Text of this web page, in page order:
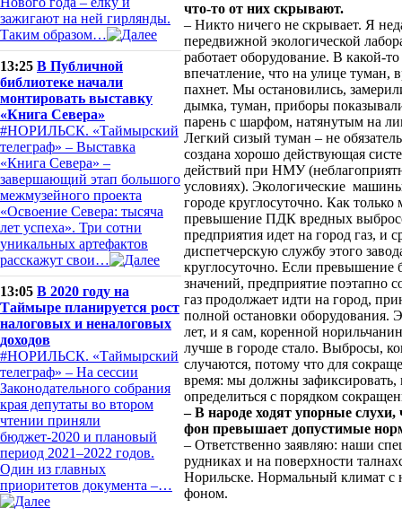
зажигают на ней гирлянды.
Таким образом…
13:25 В Публичной
библиотеке начали
монтировать выставку
«Книга Севера»
#НОРИЛЬСК. «Таймырский
телеграф» – Выставка
«Книга Севера» –
завершающий этап большого
межмузейного проекта
«Освоение Севера: тысяча
лет успеха». Три сотни
уникальных артефактов
расскажут свои…
13:05 В 2020 году на
Таймыре планируется рост
налоговых и неналоговых
доходов
#НОРИЛЬСК. «Таймырский
телеграф» – На сессии
Законодательного собрания
края депутаты во втором
чтении приняли
бюджет-2020 и плановый
период 2021–2022 годов.
Один из главных
приоритетов документа –…
что-то от них скрывают.
– Никто ничего не скрывает. Я
передвижной экологической
работает оборудование. В какой-
впечатление, что на улице туман,
пахнет. Мы остановились,
дымка, туман, приборы
парень с шарфом, натянутым на
Легкий сизый туман – не
создана хорошо действующая
действий при НМУ
условиях). Экологические
городе круглосуточно. Как
превышение ПДК вредных
предприятия идет на город газ, и
диспетчерскую службу этого
круглосуточно. Если превышение
значений, предприятие поэтапно
газ продолжает идти на город,
полной остановки оборудования.
лет, и я сам, коренной
лучше в городе стало. Выбросы,
случаются, потому что для
время: мы должны зафиксировать,
определиться с порядком
– В народе ходят упорные
фон превышает допустимые
– Ответственно заявляю: наши
рудниках и на поверхности
Норильске. Нормальный климат с
фоном.